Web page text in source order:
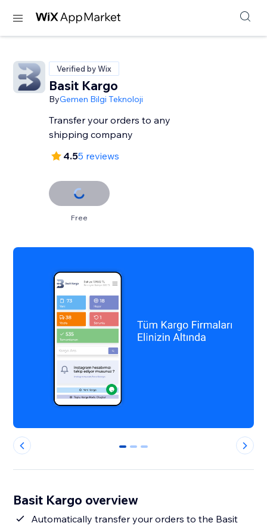
Verified by Wix
Basit Kargo
ByGemen Bilgi Teknoloji
Transfer your orders to any
shipping company
4.55 reviews
Free
0 1 2
Basit Kargo overview
Automatically transfer your orders to the Basit